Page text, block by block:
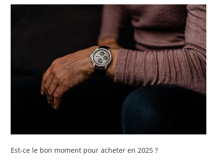
Est-ce le bon moment pour acheter en 2025 ?